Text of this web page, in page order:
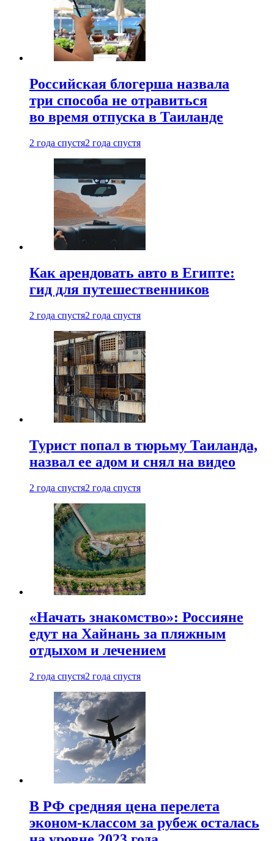
Российская блогерша назвала
три способа не отравиться
во время отпуска в Таиланде
2 года спустя2 года спустя
Как арендовать авто в Египте:
гид для путешественников
2 года спустя2 года спустя
Турист попал в тюрьму Таиланда,
назвал ее адом и снял на видео
2 года спустя2 года спустя
«Начать знакомство»: Россияне
едут на Хайнань за пляжным
отдыхом и лечением
2 года спустя2 года спустя
В РФ средняя цена перелета
эконом-классом за рубеж осталась